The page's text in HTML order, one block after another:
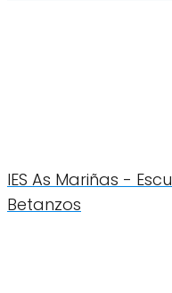
IES As Mariñas -
Betanzos